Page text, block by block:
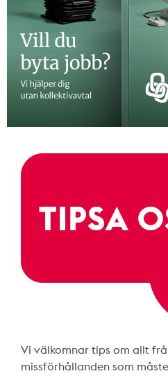
Vi välkomnar tips om allt
missförhållanden som